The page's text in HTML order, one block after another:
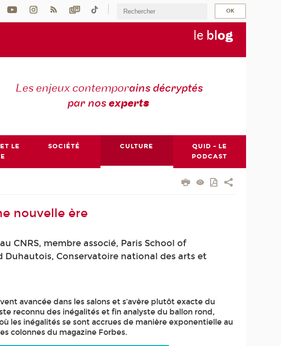
le blog
Les enjeux contemporains décryptés
par nosexperts
LE
SOCIÉTÉ CULTURE
QUID - LE
PODCAST
nouvelle ère
CNRS, membre associé, Paris School of
Duhautois, Conservatoire national des arts et
avancée dans les salons et s’avère plutôt exacte du
reconnu des inégalités et fin analyste du ballon rond,
les inégalités se sont accrues de manière exponentielle au
colonnes du magazine Forbes.